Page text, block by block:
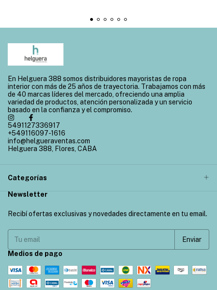
En Helguera 388 somos distribuidores mayoristas de ropa
interior con más de 25 años de trayectoria. Trabajamos con más
de 40 marcas líderes del mercado, ofreciendo una amplia
variedad de productos, atención personalizada y un servicio
basado en la confianza y el compromiso.
5491127336917
+549116097-1616
info@helgueraventas.com
Helguera 388, Flores, CABA
Categorías
Newsletter
Recibí ofertas exclusivas y novedades directamente en tu email.
Medios de pago